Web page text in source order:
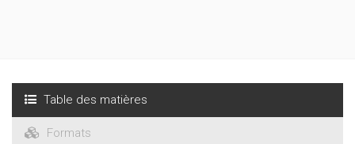
Table des matières
Formats